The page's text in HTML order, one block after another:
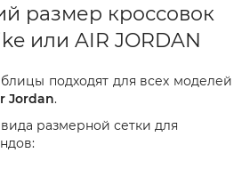
размер кроссовок
или AIR JORDAN
подходят для всех моделей
Jordan.
размерной сетки для